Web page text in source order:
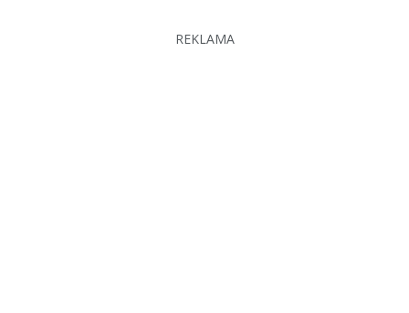
REKLAMA